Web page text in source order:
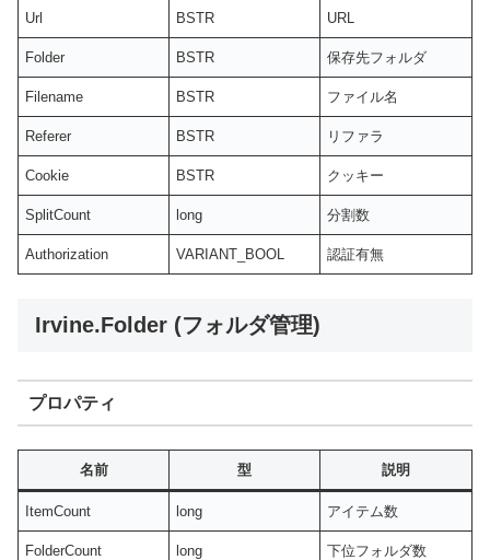
Url BSTR URL
Folder BSTR 保存先フォルダ
Filename BSTR ファイル名
Referer BSTR リファラ
Cookie BSTR クッキー
SplitCount long 分割数
Authorization VARIANT_BOOL 認証有無
Irvine.Folder (フォルダ管理)
プロパティ
名前 型 説明
ItemCount long アイテム数
FolderCount long 下位フォルダ数